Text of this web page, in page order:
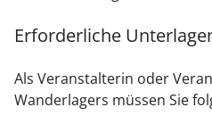
Erforderliche
Als Veranstalterin oder
Wanderlagers müssen Sie